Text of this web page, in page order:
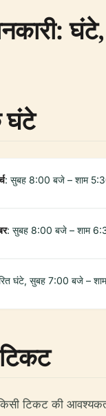
: सुबह 8:00 बजे – शाम
: सुबह 8:00 बजे – शाम
घंटे, सुबह 7:00 बजे –
टिकट की